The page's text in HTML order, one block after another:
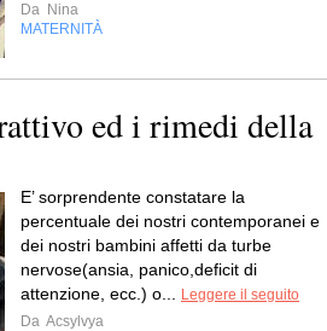
Da Nina
MATERNITÀ
ed i rimedi della
E’ sorprendente constatare la
percentuale dei nostri contemporanei e
dei nostri bambini affetti da turbe
nervose(ansia, panico,deficit di
attenzione, ecc.) o...
Leggere il seguito
Da Acsylvya